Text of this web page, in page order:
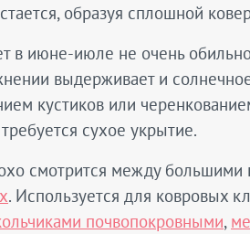
образуя сплошной
в июне-июле не очень
выдерживает и
кустиков или
сухое укрытие.
смотрится между большими
. Используется для ковровых
почвопокровными,